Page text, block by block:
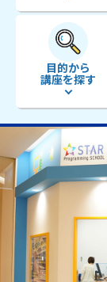
目的から
講座を探す